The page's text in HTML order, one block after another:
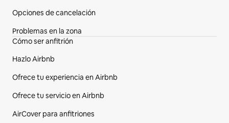
Opciones de cancelación
Problemas en la zona
Cómo ser anfitrión
Hazlo Airbnb
Ofrece tu experiencia en Airbnb
Ofrece tu servicio en Airbnb
AirCover para anfitriones